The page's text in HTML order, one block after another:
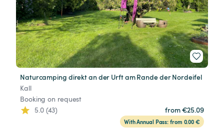
Naturcamping direkt an der Urft am Rande der Nordeifel
Kall
Booking on request
5.0 (43)
from €25.09
With Annual Pass: from 0.00 €